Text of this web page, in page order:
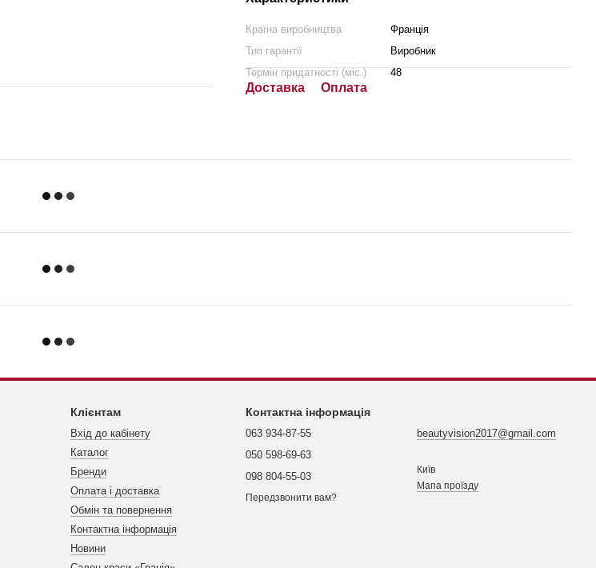
Країна виробництва
Франція
Тип гарантії
Виробник
Термін придатності (міс.)
48
Доставка Оплата
Клієнтам
Вхід до кабінету
Каталог
Бренди
Оплата і доставка
Обмін та повернення
Контактна інформація
Новини
Контактна інформація
063 934-87-55
050 598-69-63
098 804-55-03
Передзвонити вам?
beautyvision2017@gmail.com
Київ
Мапа проїзду